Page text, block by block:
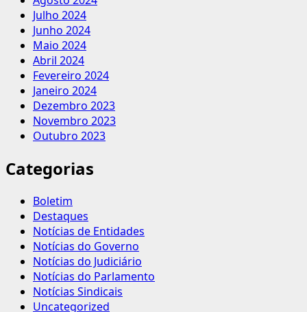
Julho 2024
Junho 2024
Maio 2024
Abril 2024
Fevereiro 2024
Janeiro 2024
Dezembro 2023
Novembro 2023
Outubro 2023
Categorias
Boletim
Destaques
Notícias de Entidades
Notícias do Governo
Notícias do Judiciário
Notícias do Parlamento
Notícias Sindicais
Uncategorized